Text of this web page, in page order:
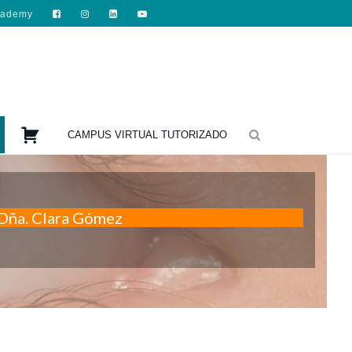
CAMPUS VIRTUAL TUTORIZADO
Clara Gómez